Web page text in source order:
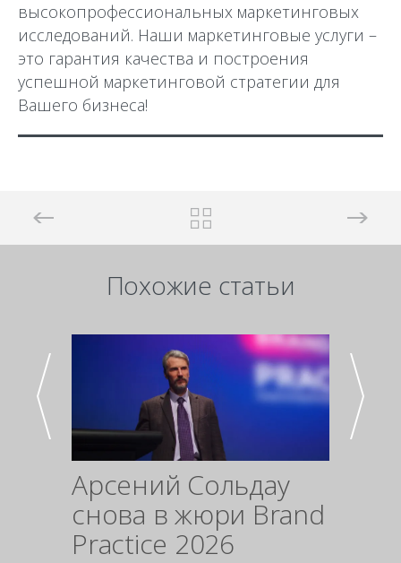
высокопрофессиональных маркетинговых
исследований. Наши маркетинговые услуги –
это гарантия качества и построения
успешной маркетинговой стратегии для
Вашего бизнеса!
Похожие статьи
Арсений Сольдау
снова в жюри Brand
Practice 2026